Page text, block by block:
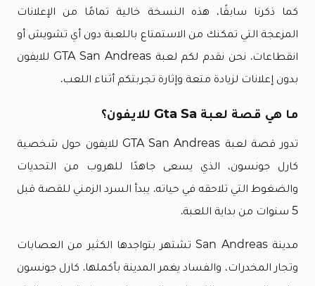
كما ذكرنا سابقًا، هذه النسخة خالية تمامًا من الإعلانات
المزعجة التي تمكنك من الاستمتاع باللعبة دون أي تشويش أو
انقطاعات. نحن نقدم لكم لعبة GTA San Andreas للايفون
بدون إعلانات لزيادة متعة وإثارة تجربتكم أثناء اللعب.
ما هي قصة لعبة Gta Sa للايفون؟
تدور قصة لعبة GTA San Andreas للايفون حول شخصية
كارل جونسون، الذي يسعى جاهدًا للهروب من التحديات
والضغوط التي تلاحقه في حياته. يبدأ السرد الزمني للقصة قبل
5 سنوات من بداية اللعبة.
مدينة San Andreas تشتهر بتواجدها الكثير من العصابات
وتجار المخدرات، والفساد يغمر المدينة بأكملها. كارل جونسون